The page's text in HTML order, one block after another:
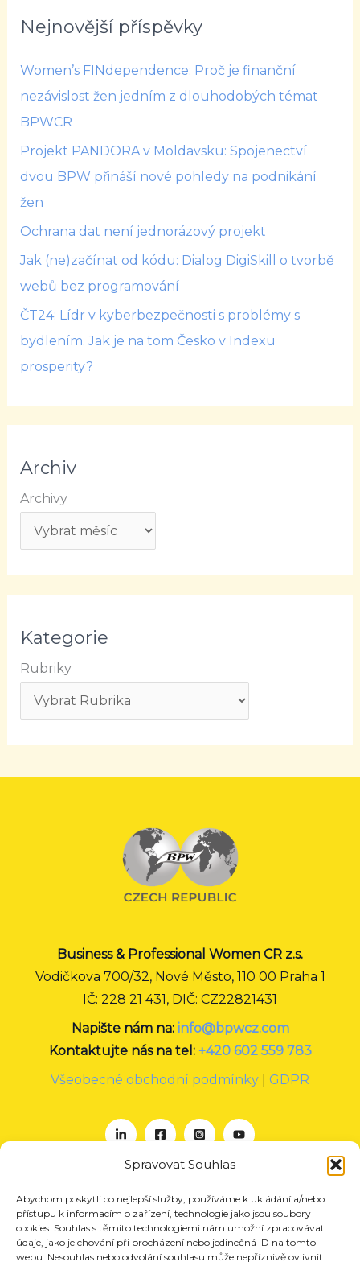
Spravovat Souhlas
Abychom poskytli co nejlepší služby, používáme k ukládání a/nebo
přístupu k informacím o zařízení, technologie jako jsou soubory
cookies. Souhlas s těmito technologiemi nám umožní zpracovávat
údaje, jako je chování při procházení nebo jedinečná ID na tomto
webu. Nesouhlas nebo odvolání souhlasu může nepříznivě ovlivnit
Nejnovější příspěvky
Women’s FINdependence: Proč je finanční
nezávislost žen jedním z dlouhodobých témat
BPWCR
Projekt PANDORA v Moldavsku: Spojenectví
dvou BPW přináší nové pohledy na podnikání
žen
Ochrana dat není jednorázový projekt
Jak (ne)začínat od kódu: Dialog DigiSkill o tvorbě
webů bez programování
ČT24: Lídr v kyberbezpečnosti s problémy s
bydlením. Jak je na tom Česko v Indexu
prosperity?
Archiv
Archivy
Kategorie
Rubriky
Business & Professional Women CR z.s.
Vodičkova 700/32, Nové Město, 110 00 Praha 1
IČ: 228 21 431, DIČ: CZ22821431
Napište nám na: info@bpwcz.com
Kontaktujte nás na tel: +420 602 559 783
Všeobecné obchodní podmínky
GDPR
O nás
Projekty
Členství